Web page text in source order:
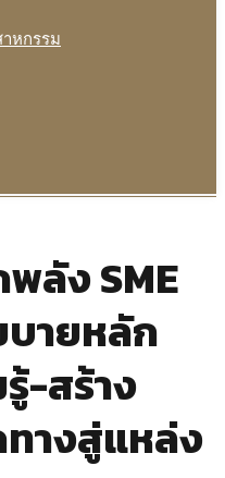
หกรรม
พลัง SME
บายหลัก
-สร้าง
างสู่แหล่ง